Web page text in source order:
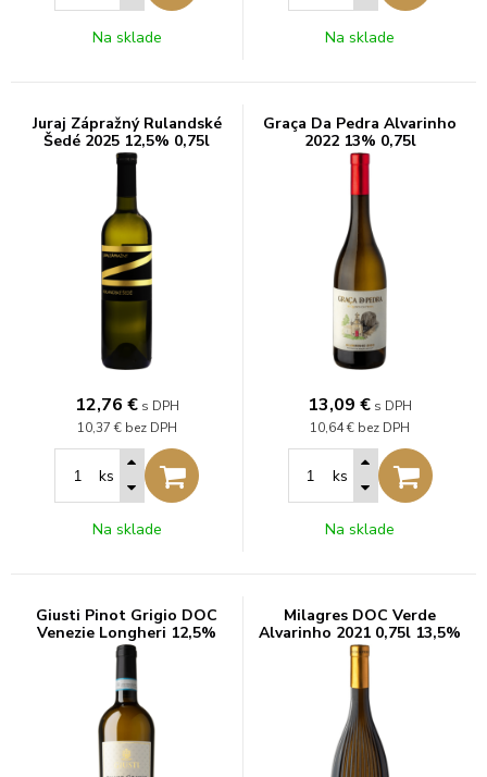
Na sklade Na sklade
Juraj Zápražný Rulandské
Šedé 2025 12,5% 0,75l
12,76 € s DPH
10,37 € bez DPH
ks
Na sklade
Graça Da Pedra Alvarinho
2022 13% 0,75l
13,09 € s DPH
10,64 € bez DPH
ks
Na sklade
Giusti Pinot Grigio DOC
Venezie Longheri 12,5%
0,75l
Milagres DOC Verde
Alvarinho 2021 0,75l 13,5%